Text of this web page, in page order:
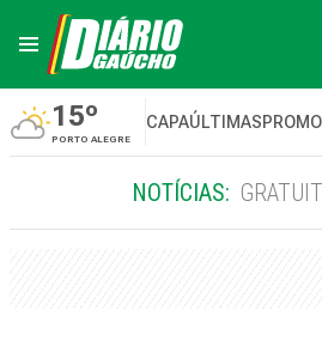
15º
PORTO ALEGRE
CAPAÚLTIMAS
NOTÍCIAS: